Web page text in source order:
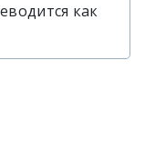
«йод»
как
«йод»